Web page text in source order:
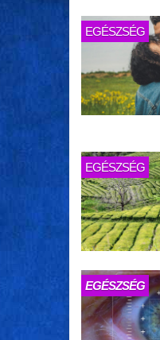
EGÉSZSÉG
EGÉSZSÉG
EGÉSZSÉG